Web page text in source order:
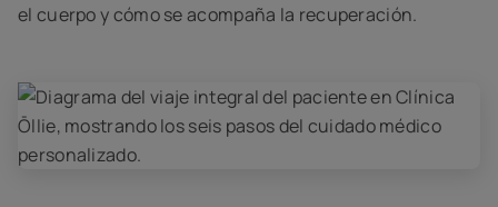
el cuerpo y cómo se acompaña la recuperación.